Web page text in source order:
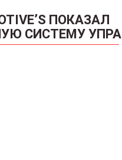
ПОКАЗАЛ
СИСТЕМУ